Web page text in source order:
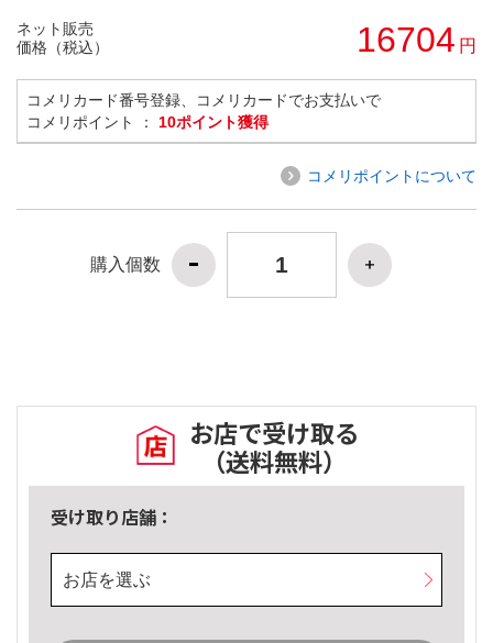
ネット販売
価格（税込）
16704 円
コメリカード番号登録、コメリカードでお支払いで
コメリポイント ： 10ポイント獲得
コメリポイントについて
購入個数
お店で受け取る
（送料無料）
受け取り店舗：
お店を選ぶ